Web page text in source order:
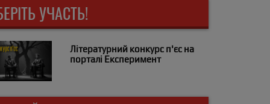
УЧАСТЬ!
Літературний конкурс п'єс на
порталі Експеримент